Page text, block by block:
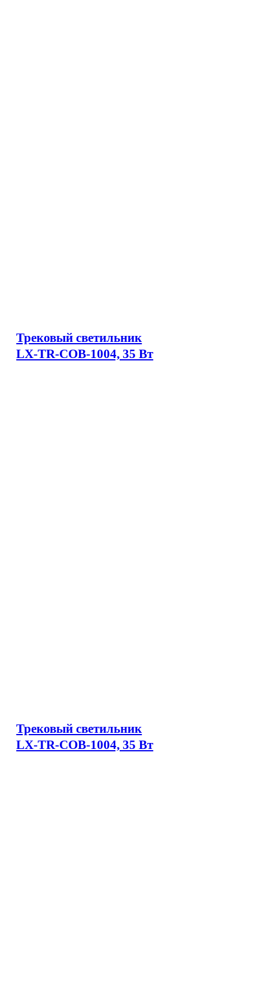
Трековый светильник
LX-TR-COB-1004, 35 Вт
Трековый светильник
LX-TR-COB-1004, 35 Вт